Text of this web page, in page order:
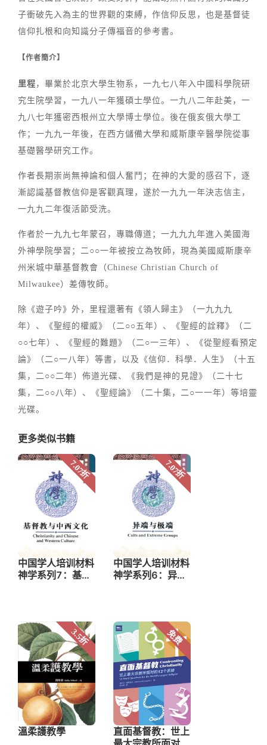
子衝破先入為主的世界觀的束縛，作信仰反思，也是基督徒
信仰扎根和向知識分子傳福音的參考書。
【作者簡介】
里程 ，畢業於北京大學生物系，一九七八年入中國科學院研
究生院學習，一九八一年獲碩士學位。一九八二年赴美，一
九八七年獲密西根州立大學博士學位。後在俄亥俄大學工
作；一九九一年後，在西方儲備大學和威斯康辛醫學院從事
基礎醫學研究工作。
作者長期崇尚無神論和個人奮鬥；在神的大愛的感召下，逐
漸認識基督教信仰是客觀真理，遂於一九九一年決志信主，
一九九二年復活節受洗。
作者於一九九七年蒙召，專職傳道；一九九九年進入美國海
外神學院學習；二○○一年被按立為牧師，現為美國威斯康辛
州米城中華基督教會（Chinese Christian Church of
Milwaukee）差傳牧師。
除《遊子吟》外，里程還著有《領人歸主》（一九九九
年）、《聖經的權威》（二○○五年）、《聖經的詮釋》（二
○○七年）、《聖經的難題》（二○一三年）、《從聖經看預定
論》（二○一八年）等書，以及《信仰．科學．人生》（十五
集，二○○二年）佈道光碟、《我們是神的見證》（二十七
集，二○○八年）、《聖經論》（二十集，二○一一年）等培靈
光碟。
更多类似书籍